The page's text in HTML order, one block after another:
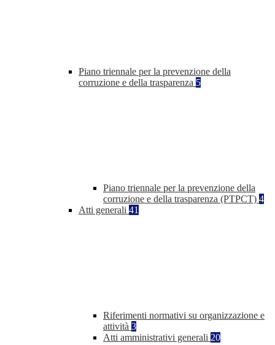
Piano triennale per la prevenzione della
corruzione e della trasparenza 5
Piano triennale per la prevenzione della
corruzione e della trasparenza (PTPCT) 4
Atti generali 41
Riferimenti normativi su organizzazione e
attività 3
Atti amministrativi generali 20